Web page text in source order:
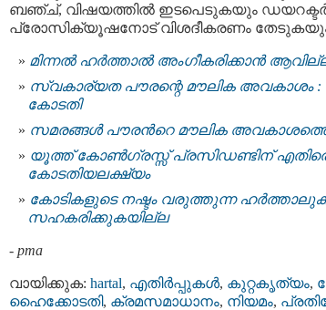
ബഞ്ച്, വിഷയത്തില്‍ ഇടപെടുകയും
പ്രോസിക്യൂഷനോട് വിശദീകരണം
മിന്നല്‍ ഹര്‍ത്താല്‍ അംഗീകരിക്കാന്‍
സ്വകാര്യത പൗരന്റെ മൗലിക അവകാശം :
കോടതി
സമരങ്ങൾ പൗരന്‍റെ മൗലിക
യൂത്ത് കോണ്‍ഗ്രസ്സ് പ്രസിഡണ്ടിന്
കോടതിയലക്ഷ്യം
കോടികളുടെ നഷ്ടം വരുത്തുന്ന
സഹകരിക്കുകയില്ല
- pma
വായിക്കുക: hartal, എതിര്‍പ്പുകള്‍, കുറ്റകൃത്യം,
ഹൈക്കോടതി, ക്രമസമാധാനം, നിയമം,